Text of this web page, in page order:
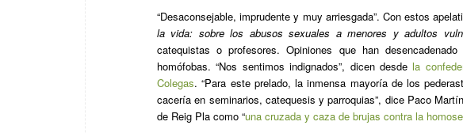
“Desaconsejable, imprudente y muy arriesgada”. Con estos
la vida: sobre los abusos sexuales a menores y adultos
catequistas o profesores. Opiniones que han
homófobas. “Nos sentimos indignados”, dicen desdela
Colegas. “Para este prelado, la inmensa mayoría de los
cacería en seminarios, catequesis y parroquias”, dice Paco
de Reig Pla como “una cruzada y caza de brujas contra la